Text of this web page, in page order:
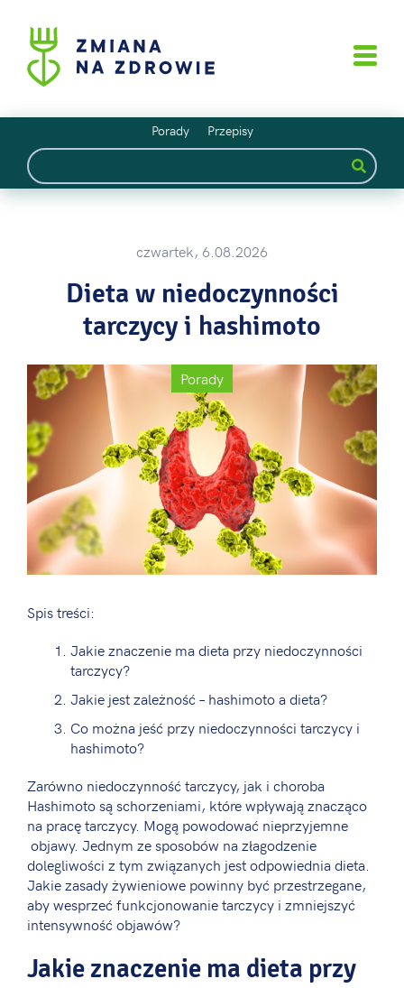
Porady Przepisy
czwartek, 6.08.2026
Dieta w niedoczynności
tarczycy i hashimoto
Porady
Spis treści:
Jakie znaczenie ma dieta przy niedoczynności
tarczycy?
Jakie jest zależność – hashimoto a dieta?
Co można jeść przy niedoczynności tarczycy i
hashimoto?
Zarówno niedoczynność tarczycy, jak i choroba
Hashimoto są schorzeniami, które wpływają znacząco
na pracę tarczycy. Mogą powodować nieprzyjemne
objawy. Jednym ze sposobów na złagodzenie
dolegliwości z tym związanych jest odpowiednia dieta.
Jakie zasady żywieniowe powinny być przestrzegane,
aby wesprzeć funkcjonowanie tarczycy i zmniejszyć
intensywność objawów?
Jakie znaczenie ma dieta przy